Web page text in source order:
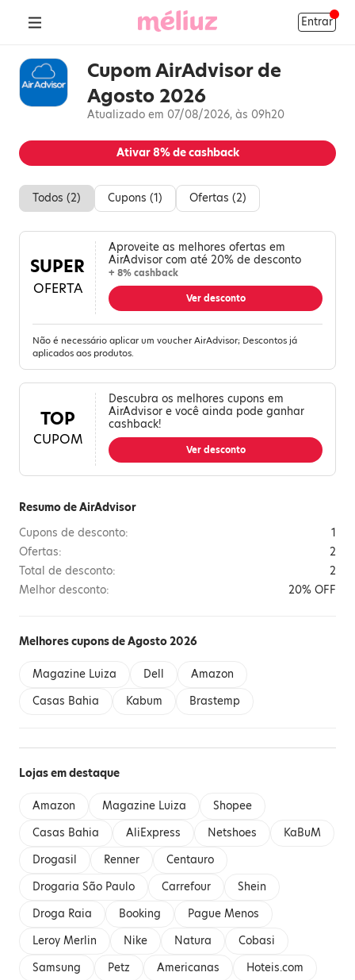
Entrar
Cupom AirAdvisor de
Agosto 2026
Atualizado em 07/08/2026, às 09h20
Ativar8%de cashback
Todos (2) Cupons (1) Ofertas (2)
SUPER
OFERTA
Aproveite as melhores ofertas em
AirAdvisor com até 20% de desconto
+ 8% cashback
Ver desconto
Não é necessário aplicar um voucher AirAdvisor; Descontos já
aplicados aos produtos.
TOP
CUPOM
Descubra os melhores cupons em
AirAdvisor e você ainda pode ganhar
cashback!
Ver desconto
Resumo de AirAdvisor
Cupons de desconto:
1
Ofertas:
2
Total de desconto:
2
Melhor desconto:
20% OFF
Melhores cupons de Agosto 2026
Magazine Luiza Dell
Amazon
Casas Bahia
Kabum Brastemp
Lojas em destaque
Amazon Magazine Luiza
Shopee
Casas Bahia
AliExpress Netshoes
KaBuM
Drogasil
Renner
Centauro
Drogaria São Paulo
Carrefour
Shein
Droga Raia
Booking
Pague Menos
Leroy Merlin
Nike Natura
Cobasi
Samsung
Petz Americanas
Hoteis.com